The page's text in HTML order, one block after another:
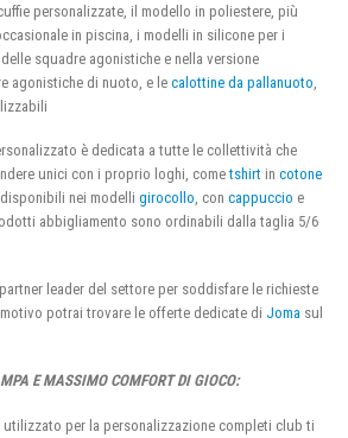
personalizzate, il modello in poliestere, più
in piscina, i modelli in silicone per i
squadre agonistiche e nella versione
agonistiche di nuoto, e le calottine da pallanuoto
è dedicata a tutte le collettività che
unici con i proprio loghi, cometshirt in cotone
, disponibili nei modelli girocollo , con cappuccio e
abbigliamento sono ordinabili dalla taglia 5/6
leader del settore per soddisfare le richieste
potrai trovare le offerte dedicate di Joma sul
E MASSIMO COMFORT DI GIOCO:
per la personalizzazione completi club ti